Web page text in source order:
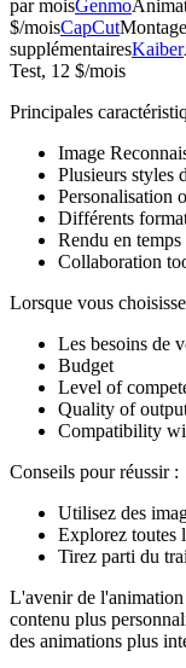
par moisGenmo
$/moisCapCut
supplémentairesKaiber
Test, 12 $/mois
Principales
Image
Plusieurs styles
Personalisation
Différents
Rendu en temps
Collaboration
Lorsque vous
Les besoins de
Budget
Level of
Quality of
Compatibility
Conseils pour réussir :
Utilisez des
Explorez toutes
Tirez parti du
L'avenir de
contenu plus
des animations plus